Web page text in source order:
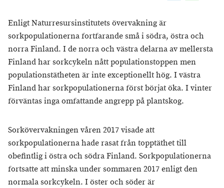
Enligt Naturresursinstitutets övervakning är
sorkpopulationerna fortfarande små i södra, östra och
norra Finland. I de norra och västra delarna av mellersta
Finland har sorkcykeln nått populationstoppen men
populationstätheten är inte exceptionellt hög. I västra
Finland har sorkpopulationerna först börjat öka. I vinter
förväntas inga omfattande angrepp på plantskog.
Sorkövervakningen våren 2017 visade att
sorkpopulationerna hade rasat från topptäthet till
obefintlig i östra och södra Finland. Sorkpopulationerna
fortsatte att minska under sommaren 2017 enligt den
normala sorkcykeln. I öster och söder är